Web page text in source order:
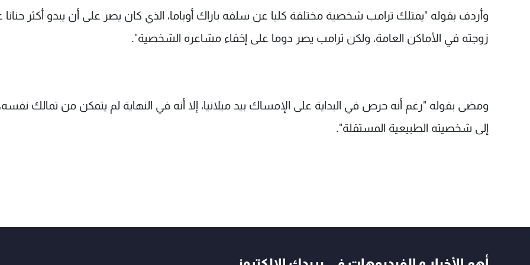
وأردف بقوله "يمتلك ترامب شخصية مختلفة كليا عن سلفه باراك أوباما، الذي كان يصر على أن يبدو أكثر حنانا
زوجته في الأماكن العامة، ولكن ترامب يصر دوما على إخفاء مشاعره الشخصية".
ومضى بقوله "رغم أنه حرص في البداية على الإمساك بيد ميلانيا، إلا أنه في النهاية لم يتمكن من تمالك
إلى شخصيته الطبيعية المستقلة".